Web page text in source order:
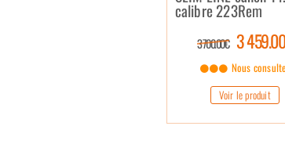
calibre 223Rem
3 700.00€ 3
Nous
Voir le produit